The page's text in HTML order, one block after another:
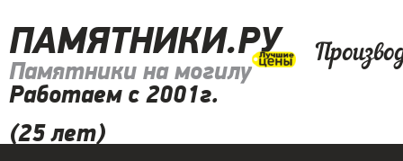
ПАМЯТНИКИ.РУ
Памятники на могилу
Работаем с 2001г.
(25 лет)